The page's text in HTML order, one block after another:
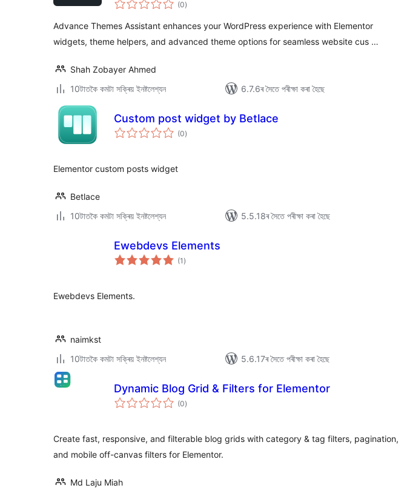
(0মুঠ)
Advance Themes Assistant enhances your WordPress experience with Elementor
widgets, theme helpers, and advanced theme options for seamless website cus …
Shah Zobayer Ahmed
10টাতকৈ কমটা সক্ৰিয় ইনষ্টলেশ্যন
6.7.6ৰ সৈতে পৰীক্ষা কৰা হৈছে
Сustom post widget by Betlace
(0টা
মুঠ)
Elementor custom posts widget
Betlace
10টাতকৈ কমটা সক্ৰিয় ইনষ্টলেশ্যন
5.5.18ৰ সৈতে পৰীক্ষা কৰা হৈছে
Ewebdevs Elements
(1 টা
মুঠ)
Ewebdevs Elements.
naimkst
10টাতকৈ কমটা সক্ৰিয় ইনষ্টলেশ্যন
5.6.17ৰ সৈতে পৰীক্ষা কৰা হৈছে
Dynamic Blog Grid & Filters for Elementor
(0টা
মুঠ)
Create fast, responsive, and filterable blog grids with category & tag filters, pagination,
and mobile off-canvas filters for Elementor.
Md Laju Miah